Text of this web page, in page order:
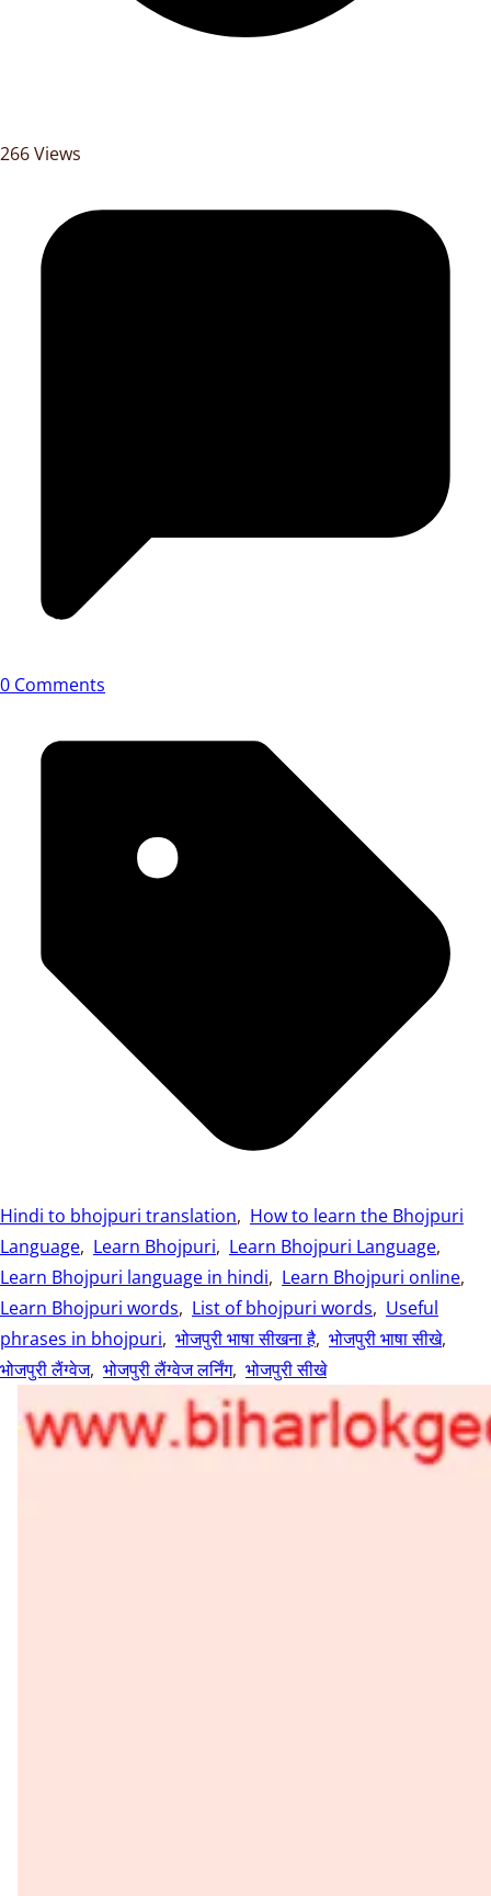
266 Views
0 Comments
Hindi to bhojpuri translation, How to learn the Bhojpuri
Language, Learn Bhojpuri, Learn Bhojpuri Language,
Learn Bhojpuri language in hindi, Learn Bhojpuri online,
Learn Bhojpuri words, List of bhojpuri words, Useful
phrases in bhojpuri, भोजपुरी भाषा सीखना है, भोजपुरी भाषा सीखे,
भोजपुरी लैंग्वेज, भोजपुरी लैंग्वेज लर्निंग, भोजपुरी सीखे